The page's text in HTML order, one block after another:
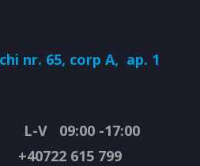
nr. 65, corp A, ap. 1
L-V 09:00 -17:00
+40722 615 799